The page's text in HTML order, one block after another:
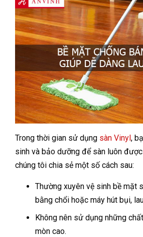
Trong thời gian sử dụng sàn Vinyl ,
sinh và bảo dưỡng để sàn luôn
chúng tôi chia sẻ một số cách sau:
Thường xuyên vệ sinh bề mặt
bằng chổi hoặc máy hút bụi,
Không nên sử dụng những
mòn cao.